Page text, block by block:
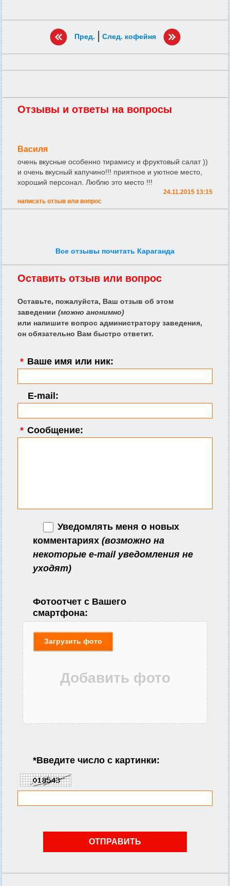
Пред. | След. кофейня
Отзывы и ответы на вопросы
Василя
очень вкусные особенно тирамису и фруктовый салат ))
и очень вкусный капучино!!! приятное и уютное место,
хороший персонал. Люблю это место !!!
24.11.2015 13:15
написать отзыв или вопрос
Все отзывы почитать Караганда
Оставить отзыв или вопрос
Оставьте, пожалуйста, Ваш отзыв об этом
заведении (можно анонимно)
или напишите вопрос администратору заведения,
он обязательно Вам быстро ответит.
* Ваше имя или ник:
E-mail:
* Сообщение:
Уведомлять меня о новых
комментариях (возможно на
некоторые e-mail уведомления не
уходят)
Фотоотчет с Вашего
смартфона:
Загрузить фото
*Введите число с картинки: